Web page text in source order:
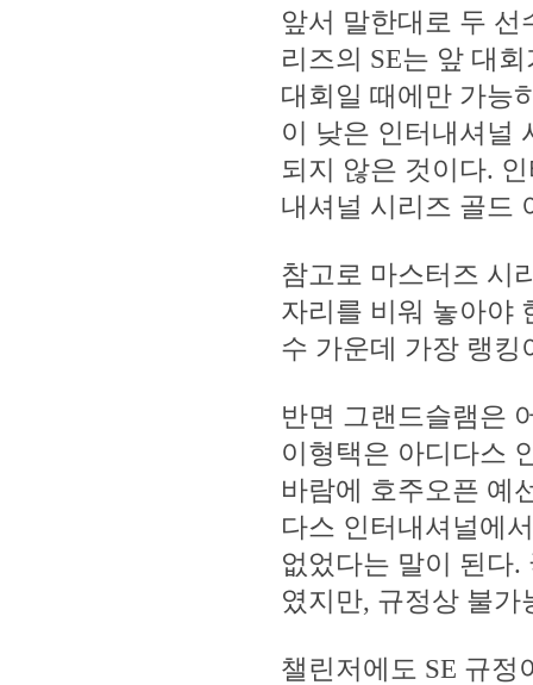
앞서 말한대로 두 선
리즈의 SE는 앞 대
대회일 때에만 가능
이 낮은 인터내셔널
되지 않은 것이다.
내셔널 시리즈 골드
참고로 마스터즈 시
자리를 비워 놓아야
수 가운데 가장 랭킹
반면 그랜드슬램은
이형택은 아디다스
바람에 호주오픈 예
다스 인터내셔널에
없었다는 말이 된다.
였지만, 규정상 불가
챌린저에도 SE 규